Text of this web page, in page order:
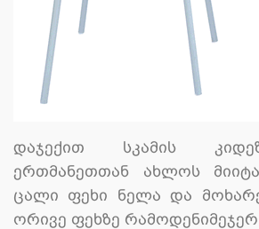
დაჯექით სკამის
ერთმანეთთან ახლოს
ცალი ფეხი ნელა და
ორივე ფეხზე